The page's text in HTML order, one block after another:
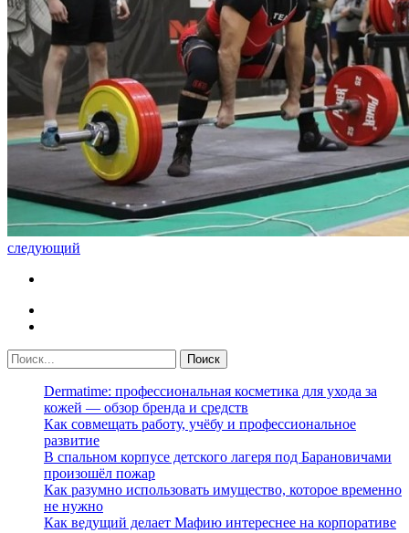
следующий
Dermatime: профессиональная косметика для ухода за
кожей — обзор бренда и средств
Как совмещать работу, учёбу и профессиональное
развитие
В спальном корпусе детского лагеря под Барановичами
произошёл пожар
Как разумно использовать имущество, которое временно
не нужно
Как ведущий делает Мафию интереснее на корпоративе